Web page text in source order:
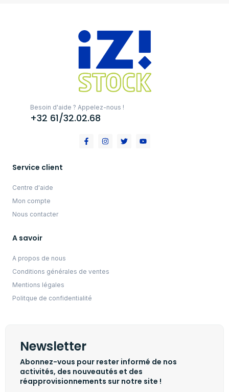
Besoin d'aide ? Appelez-nous !
+32 61/32.02.68
Service client
Centre d'aide
Mon compte
Nous contacter
A savoir
A propos de nous
Conditions générales de ventes
Mentions légales
Politque de confidentialité
Newsletter
Abonnez-vous pour rester informé de nos
activités, des nouveautés et des
réapprovisionnements sur notre site !